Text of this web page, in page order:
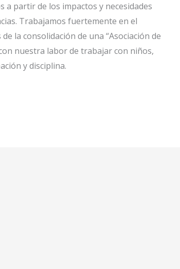
a partir de los impactos y necesidades
Trabajamos fuertemente en el
la consolidación de una “Asociación de
nuestra labor de trabajar con niños,
y disciplina.